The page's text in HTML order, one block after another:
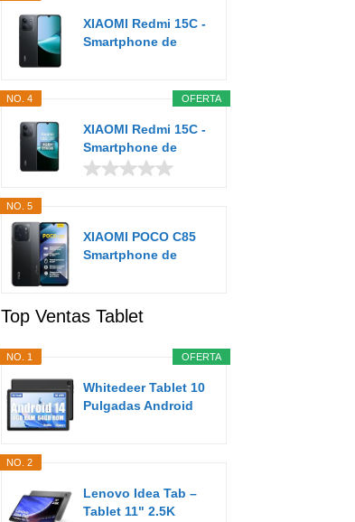
XIAOMI Redmi 15C -
Smartphone de
OFERTA
NO. 4
XIAOMI Redmi 15C -
Smartphone de
4+256GB, Cámara...
NO. 5
XIAOMI POCO C85
Smartphone de
Top Ventas Tablet
OFERTA
NO. 1
Whitedeer Tablet 10
Pulgadas Android
NO. 2
Lenovo Idea Tab –
Tablet 11" 2.5K